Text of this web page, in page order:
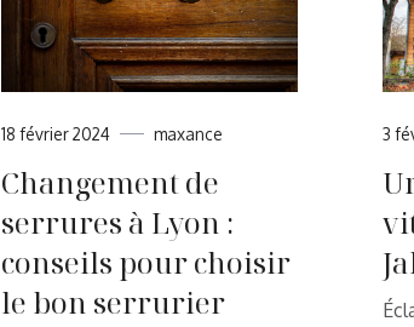
18 février 2024 maxance
Changement de
serrures à Lyon :
conseils pour choisir
le bon serrurier
3